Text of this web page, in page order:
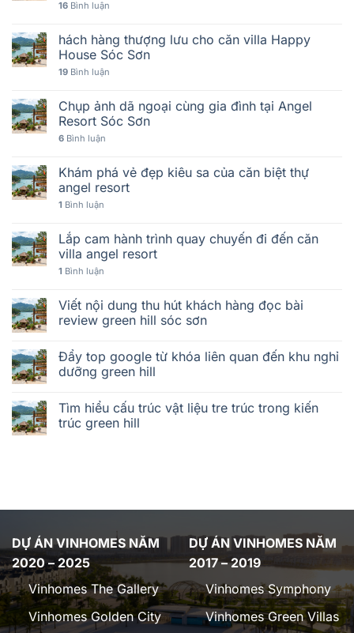
16 Bình luận
hách hàng thượng lưu cho căn villa Happy
House Sóc Sơn
19 Bình luận
Chụp ảnh dã ngoại cùng gia đình tại Angel
Resort Sóc Sơn
6 Bình luận
Khám phá vẻ đẹp kiêu sa của căn biệt thự
angel resort
1 Bình luận
Lắp cam hành trình quay chuyến đi đến căn
villa angel resort
1 Bình luận
Viết nội dung thu hút khách hàng đọc bài
review green hill sóc sơn
Đẩy top google từ khóa liên quan đến khu nghỉ
dưỡng green hill
Tìm hiểu cấu trúc vật liệu tre trúc trong kiến
trúc green hill
DỰ ÁN VINHOMES NĂM
2020 – 2025
Vinhomes The Gallery
Vinhomes Golden City
DỰ ÁN VINHOMES NĂM
2017 – 2019
Vinhomes Symphony
Vinhomes Green Villas